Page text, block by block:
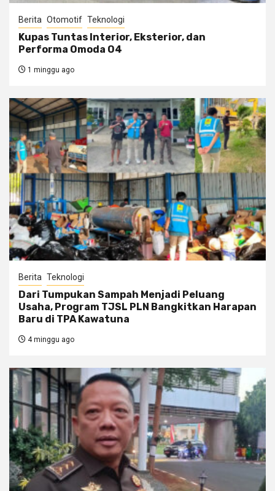
Berita Otomotif Teknologi
Kupas Tuntas Interior, Eksterior, dan
Performa Omoda O4
1 minggu ago
Berita Teknologi
Dari Tumpukan Sampah Menjadi Peluang
Usaha, Program TJSL PLN Bangkitkan Harapan
Baru di TPA Kawatuna
4 minggu ago